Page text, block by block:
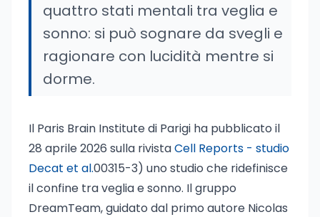
quattro stati mentali tra veglia e
sonno: si può sognare da svegli e
ragionare con lucidità mentre si
dorme.
Il Paris Brain Institute di Parigi ha pubblicato il
28 aprile 2026 sulla rivistaCell Reports - studio
Decat et al.00315-3) uno studio che ridefinisce
il confine tra veglia e sonno. Il gruppo
DreamTeam, guidato dal primo autore Nicolas